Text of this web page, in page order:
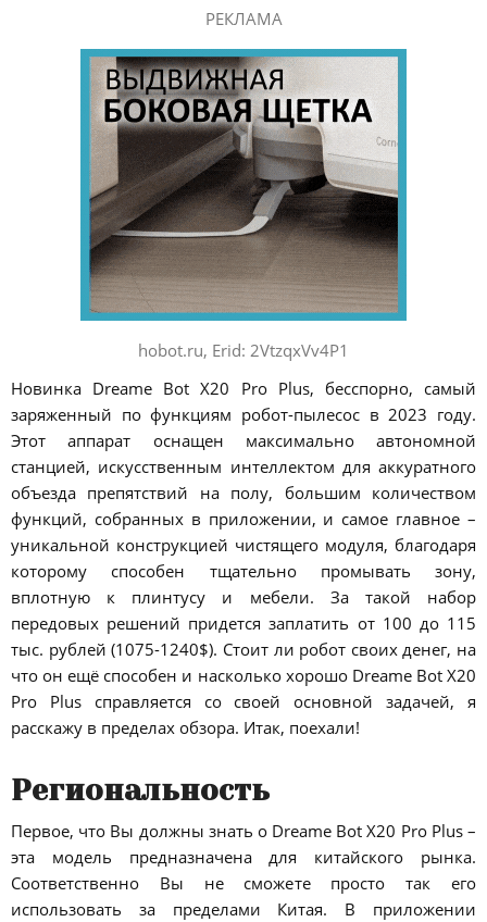
РЕКЛАМА
hobot.ru, Erid: 2VtzqxVv4P1
Новинка Dreame Bot X20 Pro Plus, бесспорно, самый
заряженный по функциям робот-пылесос в 2023 году.
Этот аппарат оснащен максимально автономной
станцией, искусственным интеллектом для аккуратного
объезда препятствий на полу, большим количеством
функций, собранных в приложении, и самое главное –
уникальной конструкцией чистящего модуля, благодаря
которому способен тщательно промывать зону,
вплотную к плинтусу и мебели. За такой набор
передовых решений придется заплатить от 100 до 115
тыс. рублей (1075-1240$). Стоит ли робот своих денег, на
что он ещё способен и насколько хорошо Dreame Bot X20
Pro Plus справляется со своей основной задачей, я
расскажу в пределах обзора. Итак, поехали!
Региональность
Первое, что Вы должны знать о Dreame Bot X20 Pro Plus –
эта модель предназначена для китайского рынка.
Соответственно Вы не сможете просто так его
использовать за пределами Китая. В приложении